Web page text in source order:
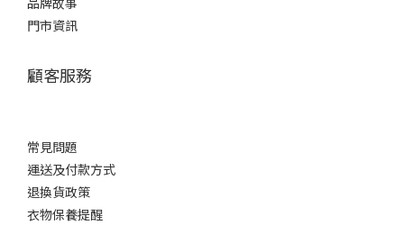
門市資訊
顧客服務
常見問題
運送及付款方式
退換貨政策
衣物保養提醒